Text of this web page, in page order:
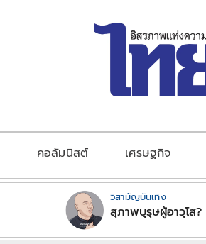
คอลัมนิสต์ เศรษฐกิจ
วิสามัญบันเทิง
สุภาพบุรุษผู้อาวุโส?